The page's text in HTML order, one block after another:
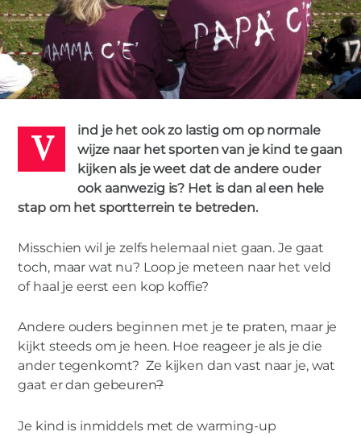
EDWIN 13 DECEMBER 2018
KINDEREN SPORTEN TIPS
MAN
7 tips om als gescheiden ouder relaxt
naar het sporten van je kind te kijken
V
ind je het ook zo lastig om op normale
wijze naar het sporten van je kind te gaan
kijken als je weet dat de andere ouder
ook aanwezig is? Het is dan al een hele
stap om het sportterrein te betreden.
Misschien wil je zelfs helemaal niet gaan. Je gaat
toch, maar wat nu? Loop je meteen naar het veld
of haal je eerst een kop koffie?
Andere ouders beginnen met je te praten, maar je
kijkt steeds om je heen. Hoe reageer je als je die
ander tegenkomt? Ze kijken dan vast naar je, wat
gaat er dan gebeuren?
Je kind is inmiddels met de warming-up